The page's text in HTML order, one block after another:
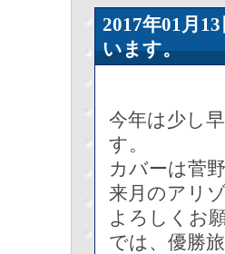
2017年01
います。
今年は少し
す。
カバーは菅
来月のアリ
よろしくお
では、優勝